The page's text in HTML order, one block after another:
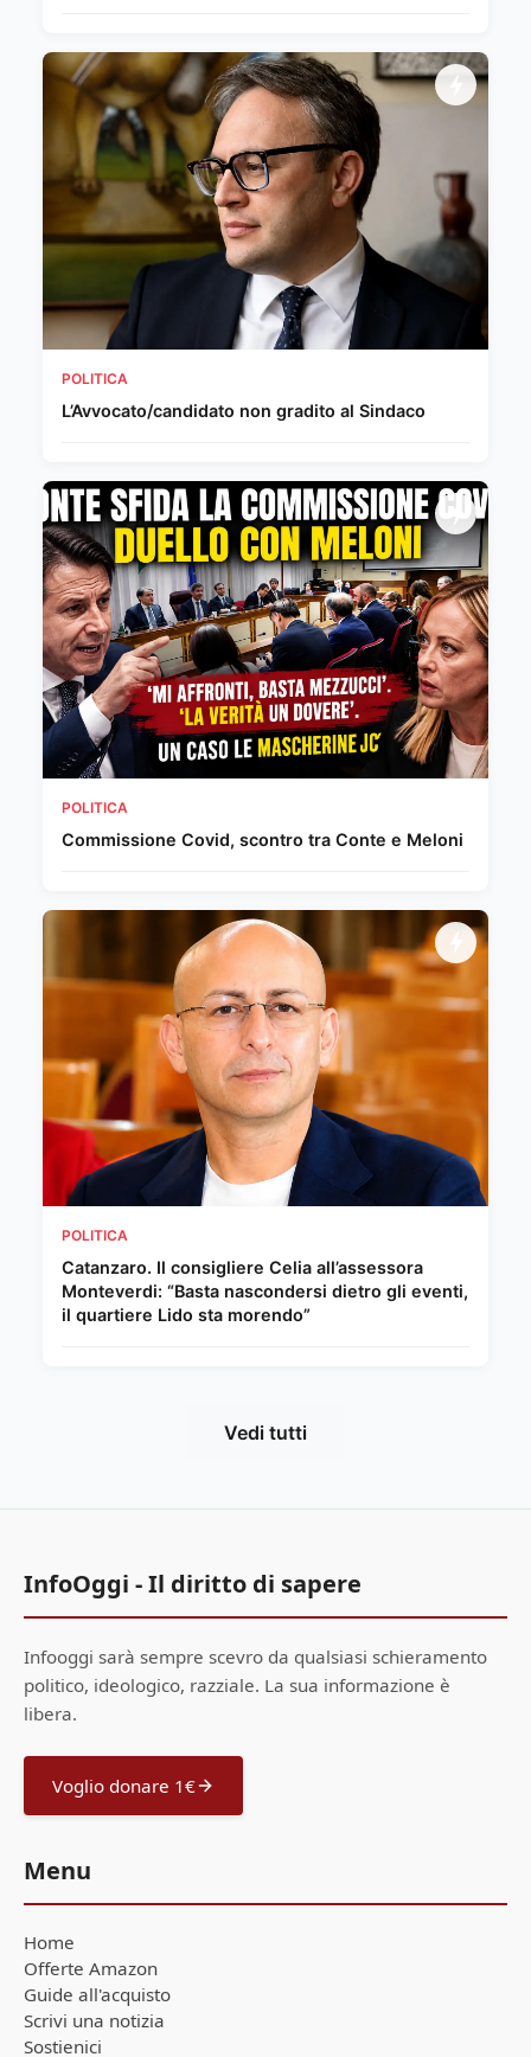
POLITICA
L’Avvocato/candidato non gradito al Sindaco
POLITICA
Commissione Covid, scontro tra Conte e Meloni
POLITICA
Catanzaro. Il consigliere Celia all’assessora
Monteverdi: “Basta nascondersi dietro gli eventi,
il quartiere Lido sta morendo”
Vedi tutti
InfoOggi - Il diritto di sapere
Infooggi sarà sempre scevro da qualsiasi schieramento
politico, ideologico, razziale. La sua informazione è
libera.
Voglio donare 1€
Menu
Home
Offerte Amazon
Guide all'acquisto
Scrivi una notizia
Sostienici